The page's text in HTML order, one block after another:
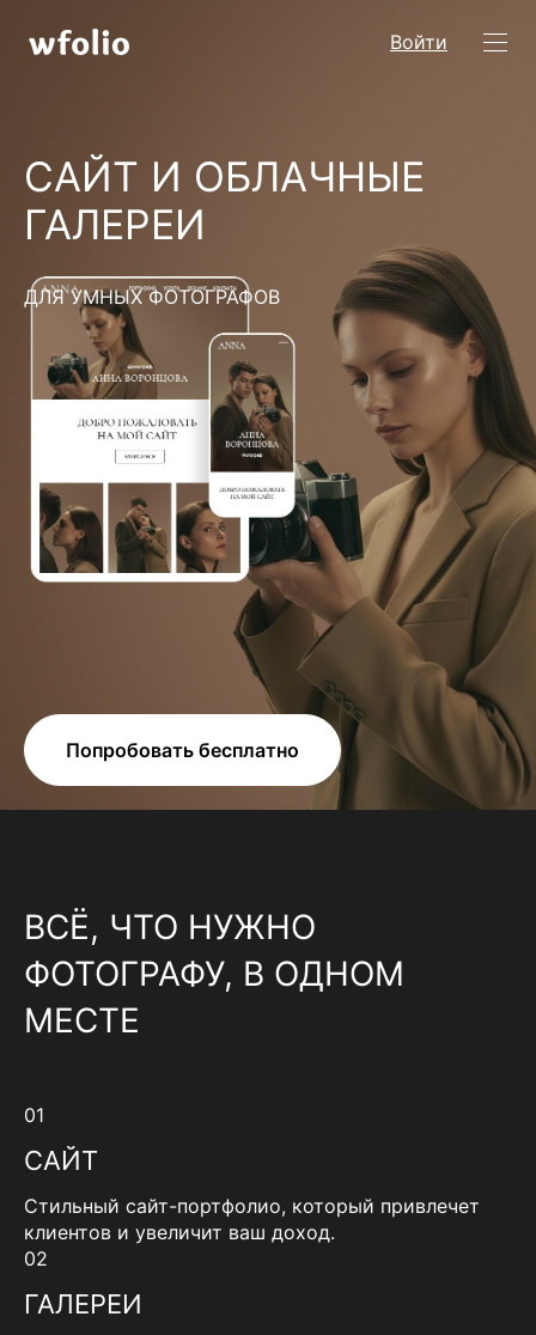
Войти
САЙТ И ОБЛАЧНЫЕ
ГАЛЕРЕИ
ДЛЯ УМНЫХ ФОТОГРАФОВ
Попробовать бесплатно
ВСЁ, ЧТО НУЖНО
ФОТОГРАФУ, В ОДНОМ
МЕСТЕ
01
САЙТ
Стильный сайт-портфолио, который привлечет
клиентов и увеличит ваш доход.
02
ГАЛЕРЕИ